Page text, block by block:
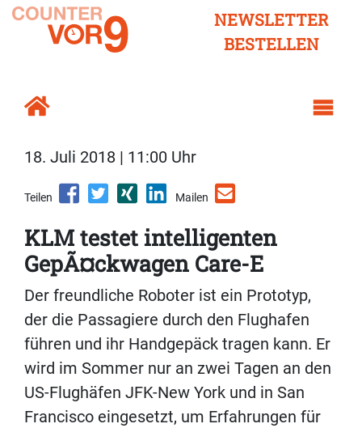
NEWSLETTER
BESTELLEN
18. Juli 2018 | 11:00 Uhr
Teilen Mailen
KLM testet intelligenten
GepÃ¤ckwagen Care-E
Der freundliche Roboter ist ein Prototyp,
der die Passagiere durch den Flughafen
führen und ihr Handgepäck tragen kann. Er
wird im Sommer nur an zwei Tagen an den
US-Flughäfen JFK-New York und in San
Francisco eingesetzt, um Erfahrungen für